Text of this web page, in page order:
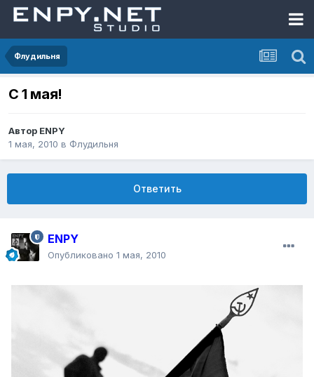
Флудильня
С 1 мая!
Автор ENPY
1 мая, 2010 в Флудильня
Ответить
ENPY
Опубликовано 1 мая, 2010